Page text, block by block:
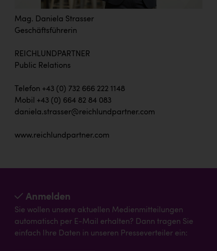
Mag. Daniela Strasser
Geschäftsführerin
REICHLUNDPARTNER
Public Relations
Telefon +43 (0) 732 666 222 1148
Mobil +43 (0) 664 82 84 083
daniela.strasser@reichlundpartner.com
www.reichlundpartner.com
Anmelden
Sie wollen unsere aktuellen Medienmitteilungen
automatisch per E-Mail erhalten? Dann tragen Sie
einfach Ihre Daten in unseren Presseverteiler ein: